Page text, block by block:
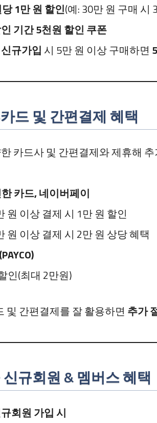
1만 원 할인(예: 30만 원 구매 시
기간 5천원 할인 쿠폰
규가입 시 5만 원 이상 구매하면
드 및 간편결제 혜택
카드사 및 간편결제와 제휴해
카드, 네이버페이
원 이상 결제 시 1만 원 할인
원 이상 결제 시 2만 원 상당 혜택
인(최대 2만원)
및 간편결제를 잘 활용하면 추가
규회원 & 멤버스 혜택
회원 가입 시